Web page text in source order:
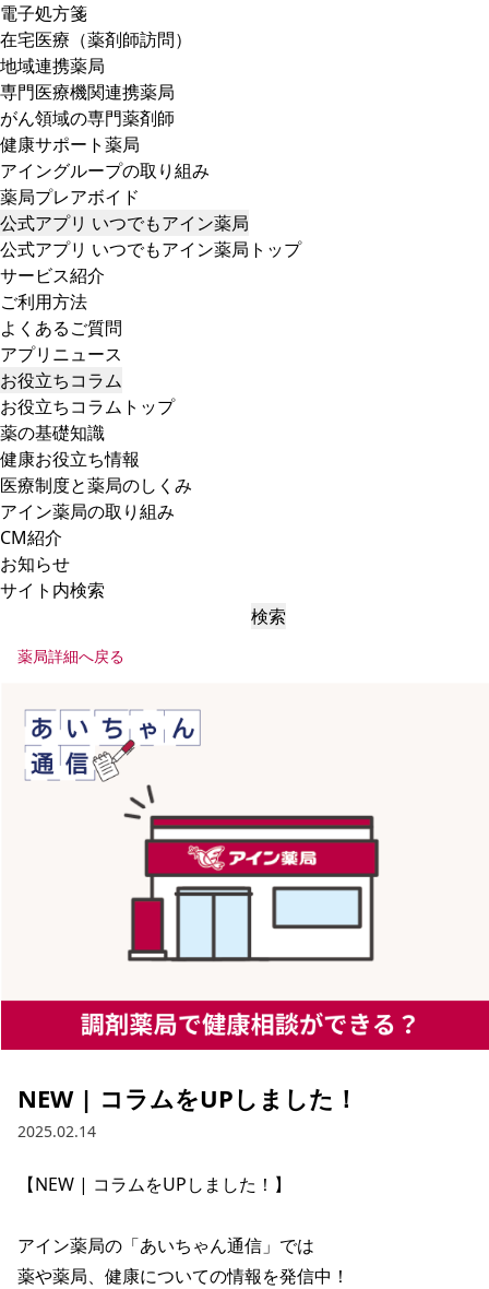
電子処方箋
在宅医療（薬剤師訪問）
地域連携薬局
専門医療機関連携薬局
がん領域の専門薬剤師
健康サポート薬局
アイングループの取り組み
薬局プレアボイド
公式アプリ いつでもアイン薬局
公式アプリ いつでもアイン薬局トップ
サービス紹介
ご利用方法
よくあるご質問
アプリニュース
お役立ちコラム
お役立ちコラムトップ
薬の基礎知識
健康お役立ち情報
医療制度と薬局のしくみ
アイン薬局の取り組み
CM紹介
お知らせ
サイト内検索
検索
薬局詳細へ戻る
NEW | コラムをUPしました！
2025.02.14
【NEW | コラムをUPしました！】
アイン薬局の「あいちゃん通信」では
薬や薬局、健康についての情報を発信中！